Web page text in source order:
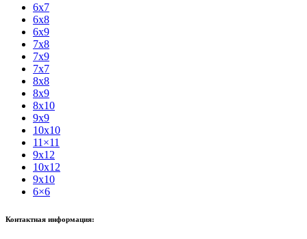
6x7
6x8
6x9
7x8
7x9
7x7
8x8
8x9
8x10
9x9
10x10
11×11
9x12
10x12
9x10
6×6
Контактная информация: